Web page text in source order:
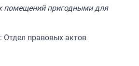
помещений пригодными для
Отдел правовых актов